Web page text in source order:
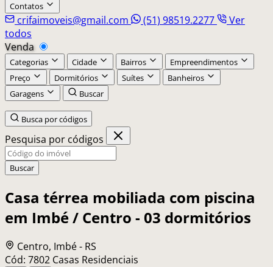
Contatos
crifaimoveis@gmail.com (51) 98519.2277
Ver
todos
Venda
Categorias Cidade Bairros
Empreendimentos
Preço
Dormitórios Suítes
Banheiros
Garagens
Buscar
Busca por códigos
Pesquisa por códigos
Buscar
Casa térrea mobiliada com piscina
em Imbé / Centro - 03 dormitórios
Centro, Imbé - RS
Cód: 7802 Casas Residenciais